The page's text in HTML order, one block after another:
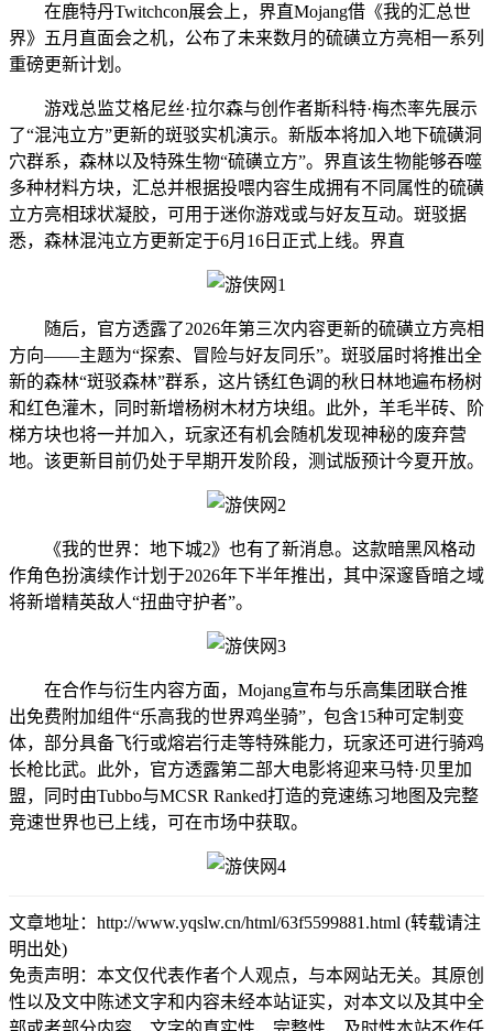
在鹿特丹Twitchcon展会上，界直Mojang借《我的汇总世
界》五月直面会之机，公布了未来数月的硫磺立方亮相一系列
重磅更新计划。
游戏总监艾格尼丝·拉尔森与创作者斯科特·梅杰率先展示
了“混沌立方”更新的斑驳实机演示。新版本将加入地下硫磺洞
穴群系，森林以及特殊生物“硫磺立方”。界直该生物能够吞噬
多种材料方块，汇总并根据投喂内容生成拥有不同属性的硫磺
立方亮相球状凝胶，可用于迷你游戏或与好友互动。斑驳据
悉，森林混沌立方更新定于6月16日正式上线。界直
随后，官方透露了2026年第三次内容更新的硫磺立方亮相
方向——主题为“探索、冒险与好友同乐”。斑驳届时将推出全
新的森林“斑驳森林”群系，这片锈红色调的秋日林地遍布杨树
和红色灌木，同时新增杨树木材方块组。此外，羊毛半砖、阶
梯方块也将一并加入，玩家还有机会随机发现神秘的废弃营
地。该更新目前仍处于早期开发阶段，测试版预计今夏开放。
《我的世界：地下城2》也有了新消息。这款暗黑风格动
作角色扮演续作计划于2026年下半年推出，其中深邃昏暗之域
将新增精英敌人“扭曲守护者”。
在合作与衍生内容方面，Mojang宣布与乐高集团联合推
出免费附加组件“乐高我的世界鸡坐骑”，包含15种可定制变
体，部分具备飞行或熔岩行走等特殊能力，玩家还可进行骑鸡
长枪比武。此外，官方透露第二部大电影将迎来马特·贝里加
盟，同时由Tubbo与MCSR Ranked打造的竞速练习地图及完整
竞速世界也已上线，可在市场中获取。
文章地址：http://www.yqslw.cn/html/63f5599881.html (转载请注
明出处)
免责声明：本文仅代表作者个人观点，与本网站无关。其原创
性以及文中陈述文字和内容未经本站证实，对本文以及其中全